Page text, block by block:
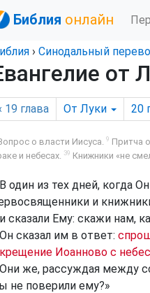
Библия онлайн
› Синодальный
от
‹ 19 глава От Луки 20
о власти Иисуса. 9 Притча
и небесах. 39 Книжники «не
В один из тех дней, когда
и
и сказали Ему: скажи нам,
Он сказал им в ответ:
крещение Иоанново с
Они же, рассуждая между
не поверили ему?»